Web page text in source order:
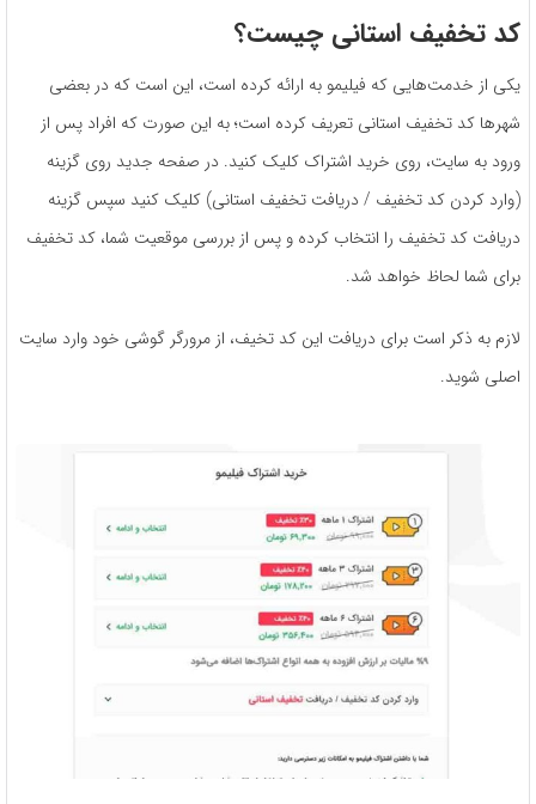
کد تخفیف استانی چیست؟
یکی از خدمت‌هایی که فیلیمو به ارائه کرده است، این است که در بعضی
شهرها کد تخفیف استانی تعریف کرده است؛ به این صورت که افراد پس از
ورود به سایت، روی خرید اشتراک کلیک کنید. در صفحه جدید روی گزینه
(وارد کردن کد تخفیف / دریافت تخفیف استانی) کلیک کنید سپس گزینه
دریافت کد تخفیف را انتخاب کرده و پس از بررسی موقعیت شما، کد تخفیف
برای شما لحاظ خواهد شد.
لازم به ذکر است برای دریافت این کد تخیف، از مرورگر گوشی خود وارد سایت
اصلی شوید.